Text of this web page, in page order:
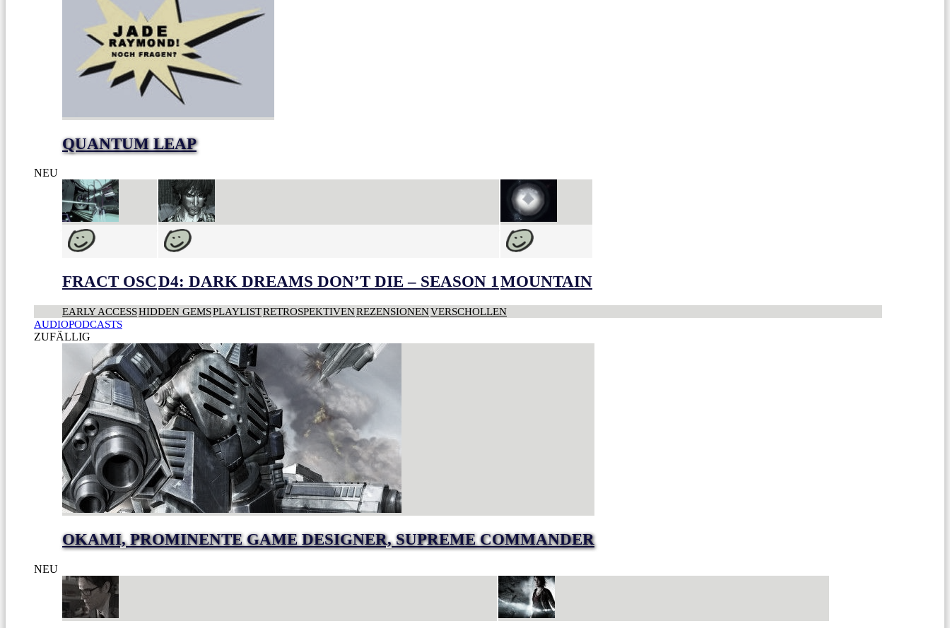
QUANTUM LEAP
NEU
FRACT OSCD4: DARK DREAMS DON’T DIE – SEASON 1MOUNTAIN
EARLY ACCESSHIDDEN GEMSPLAYLISTRETROSPEKTIVENREZENSIONENVERSCHOLLEN
AUDIOPODCASTS
ZUFÄLLIG
OKAMI, PROMINENTE GAME DESIGNER, SUPREME COMMANDER
NEU